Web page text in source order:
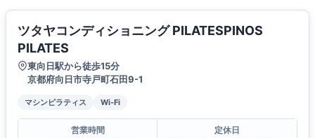
ツタヤコンディショニング PILATESPINOS
PILATES
東向日駅から徒歩15分
京都府向日市寺戸町石田9-1
マシンピラティス Wi-Fi
営業時間
定休日